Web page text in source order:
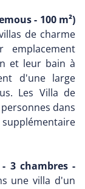
- 100 m²)
de charme
et leur bain à
d'une large
Les Villa de
dans
3 chambres -
une villa d'un